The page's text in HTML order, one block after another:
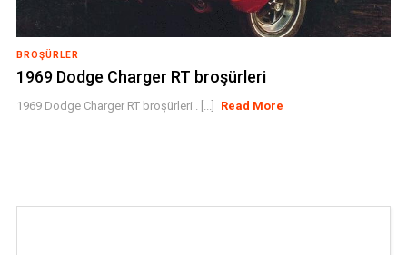
BROŞÜRLER
1969 Dodge Charger RT broşürleri
1969 Dodge Charger RT broşürleri . [...] Read More